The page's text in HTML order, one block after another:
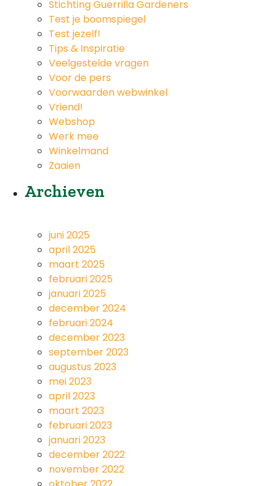
Stichting Guerrilla Gardeners
Test je boomspiegel
Test jezelf!
Tips & Inspiratie
Veelgestelde vragen
Voor de pers
Voorwaarden webwinkel
Vriend!
Webshop
Werk mee
Winkelmand
Zaaien
Archieven
juni 2025
april 2025
maart 2025
februari 2025
januari 2025
december 2024
februari 2024
december 2023
september 2023
augustus 2023
mei 2023
april 2023
maart 2023
februari 2023
januari 2023
december 2022
november 2022